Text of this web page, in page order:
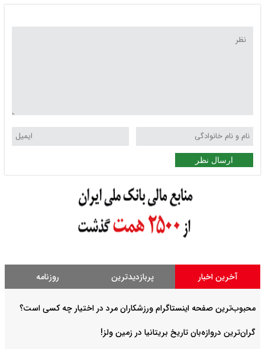
ارسال نظر
آخرین اخبار پربازدیدترین روزنامه
محبوب‌ترین صفحه اینستاگرام ورزشکاران مرد در اختیار چه کسی است؟
گران‌ترین دروازه‌بان تاریخ بریتانیا در زمین ولز!